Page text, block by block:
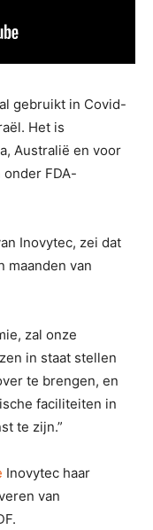
gebruikt in Covid-
Het is
Australië en voor
FDA-
Inovytec, zei dat
maanden van
zal onze
in staat stellen
te brengen, en
faciliteiten in
te zijn.”
Inovytec haar
van